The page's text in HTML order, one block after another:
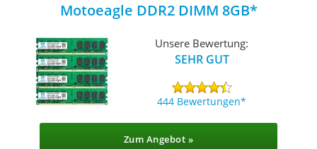
Motoeagle DDR2 DIMM 8GB
Unsere Bewertung:
SEHR GUT
444 Bewertungen
Zum Angebot »